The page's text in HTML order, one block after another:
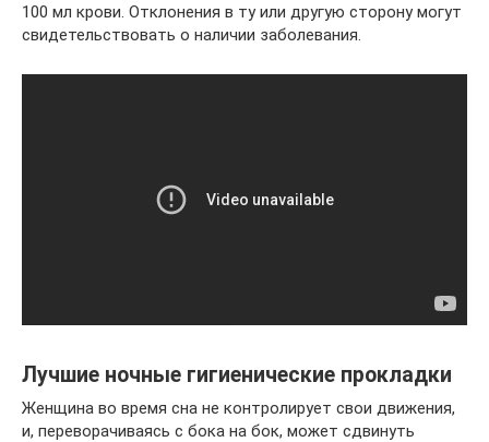
100 мл крови. Отклонения в ту или другую сторону могут
свидетельствовать о наличии заболевания.
Лучшие ночные гигиенические прокладки
Женщина во время сна не контролирует свои движения,
и, переворачиваясь с бока на бок, может сдвинуть